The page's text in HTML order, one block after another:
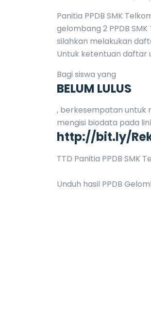
Panitia PPDB SMK
gelombang 2 PPDB
silahkan melakukan
Untuk ketentuan daftar
Bagi siswa yang
BELUM LULUS
, berkesempatan untuk
mengisi biodata pada
http://bit.ly/
TTD Panitia PPDB SMK
Unduh hasil PPDB